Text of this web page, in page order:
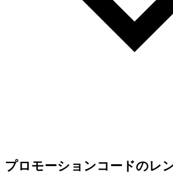
プロモーションコードのレ